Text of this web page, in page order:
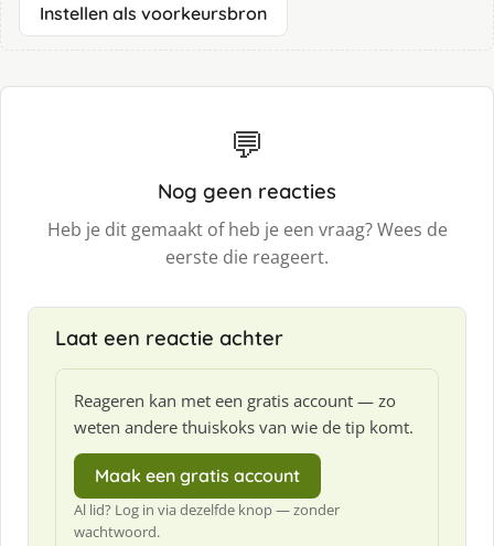
Instellen als voorkeursbron
💬
Nog geen reacties
Heb je dit gemaakt of heb je een vraag? Wees de
eerste die reageert.
Laat een reactie achter
Reageren kan met een gratis account — zo
weten andere thuiskoks van wie de tip komt.
Maak een gratis account
Al lid? Log in via dezelfde knop — zonder
wachtwoord.